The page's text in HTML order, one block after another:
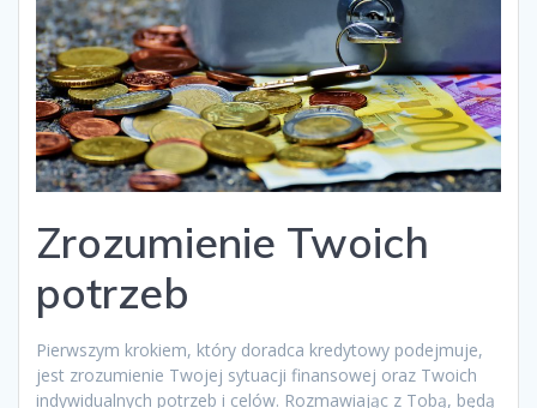
Zrozumienie Twoich
potrzeb
Pierwszym krokiem, który doradca kredytowy podejmuje,
jest zrozumienie Twojej sytuacji finansowej oraz Twoich
indywidualnych potrzeb i celów. Rozmawiając z Tobą, będą